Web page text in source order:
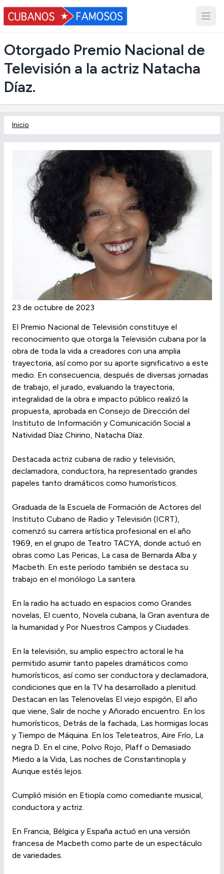
Otorgado Premio Nacional de
Televisión a la actriz Natacha
Díaz.
Inicio
23 de octubre de 2023
El Premio Nacional de Televisión constituye el
reconocimiento que otorga la Televisión cubana por la
obra de toda la vida a creadores con una amplia
trayectoria, así como por su aporte significativo a este
medio. En consecuencia, después de diversas jornadas
de trabajo, el jurado, evaluando la trayectoria,
integralidad de la obra e impacto público realizó la
propuesta, aprobada en Consejo de Dirección del
Instituto de Información y Comunicación Social a
Natividad Díaz Chirino, Natacha Díaz.
Destacada actriz cubana de radio y televisión,
declamadora, conductora, ha representado grandes
papeles tanto dramáticos como humorísticos.
Graduada de la Escuela de Formación de Actores del
Instituto Cubano de Radio y Televisión (ICRT),
comenzó su carrera artística profesional en el año
1969, en el grupo de Teatro TACYA, donde actuó en
obras como Las Pericas, La casa de Bernarda Alba y
Macbeth. En este período también se destaca su
trabajo en el monólogo La santera.
En la radio ha actuado en espacios como Grandes
novelas, El cuento, Novela cubana, la Gran aventura de
la humanidad y Por Nuestros Campos y Ciudades.
En la televisión, su amplio espectro actoral le ha
permitido asumir tanto papeles dramáticos como
humorísticos, así como ser conductora y declamadora,
condiciones que en la TV ha desarrollado a plenitud.
Destacan en las Telenovelas El viejo espigón, El año
que viene, Salir de noche y Añorado encuentro. En los
humorísticos, Detrás de la fachada, Las hormigas locas
y Tiempo de Máquina. En los Teleteatros, Aire Frío, La
negra D. En el cine, Polvo Rojo, Plaff o Demasiado
Miedo a la Vida, Las noches de Constantinopla y
Aunque estés lejos.
Cumplió misión en Etiopía como comediante musical,
conductora y actriz.
En Francia, Bélgica y España actuó en una versión
francesa de Macbeth como parte de un espectáculo
de variedades.